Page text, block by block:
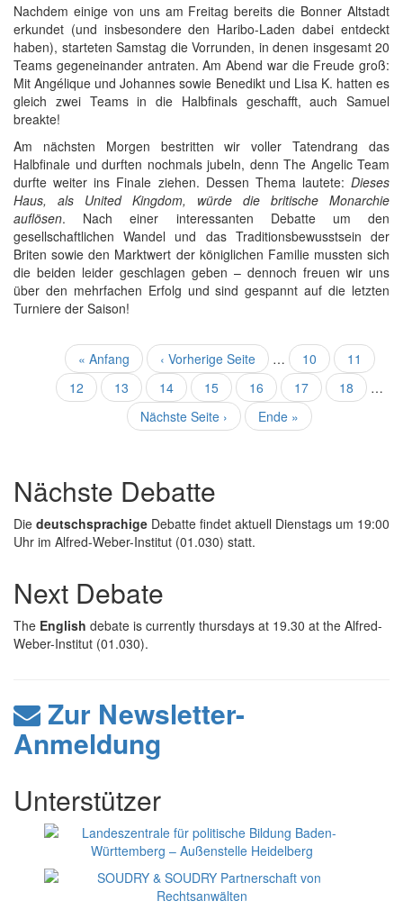
Nachdem einige von uns am Freitag bereits die Bonner Altstadt
erkundet (und insbesondere den Haribo-Laden dabei entdeckt
haben), starteten Samstag die Vorrunden, in denen insgesamt 20
Teams gegeneinander antraten. Am Abend war die Freude groß:
Mit Angélique und Johannes sowie Benedikt und Lisa K. hatten es
gleich zwei Teams in die Halbfinals geschafft, auch Samuel
breakte!
Am nächsten Morgen bestritten wir voller Tatendrang das
Halbfinale und durften nochmals jubeln, denn The Angelic Team
durfte weiter ins Finale ziehen. Dessen Thema lautete: Dieses
Haus, als United Kingdom, würde die britische Monarchie
auflösen. Nach einer interessanten Debatte um den
gesellschaftlichen Wandel und das Traditionsbewusstsein der
Briten sowie den Marktwert der königlichen Familie mussten sich
die beiden leider geschlagen geben – dennoch freuen wir uns
über den mehrfachen Erfolg und sind gespannt auf die letzten
Turniere der Saison!
Seitennummerierung
Erste
Seite
« Anfang
Vorherige
Seite
‹ Vorherige Seite … Seite
10 Seite
11
Seite
12 Seite
13
Aktuelle
Seite
14 Seite
15 Seite
16 Seite
17 Seite
18
…
Nächste
Seite
Nächste Seite ›
Letzte
Seite
Ende »
Nächste Debatte
Die deutschsprachige Debatte findet aktuell Dienstags um 19:00
Uhr im Alfred-Weber-Institut (01.030) statt.
Next Debate
The English debate is currently thursdays at 19.30 at the Alfred-
Weber-Institut (01.030).
Zur Newsletter-
Anmeldung
Unterstützer